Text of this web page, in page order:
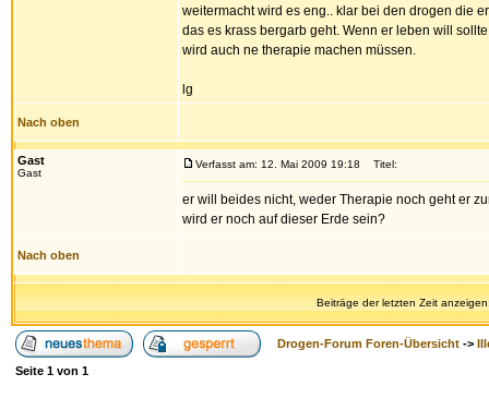
weitermacht wird es eng.. klar bei den drogen die
das es krass bergarb geht. Wenn er leben will
wird auch ne therapie machen müssen.
lg
Nach oben
Gast
Gast
Verfasst am: 12. Mai 2009 19:18 Titel:
er will beides nicht, weder Therapie noch geht er
wird er noch auf dieser Erde sein?
Nach oben
Beiträge der letzten Zeit
Drogen-Forum Foren-Übersicht ->
Seite 1 von 1